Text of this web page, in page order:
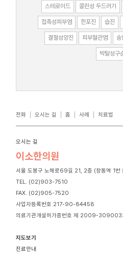
스테로이드 콜린성 두드러기
접촉성피부염 한포진 습진
결절성양진 피부혈관염 송
박탈성구
전화 오시는 길 홈 사례 치료법
오시는 길
이소한의원
서울 도봉구 노해로69길 21, 2층 (창동역 1번
TEL. (02)903-7510
FAX. (02)905-7520
사업자등록번호 217-90-84458
의료기관개설허가증번호 제 2009-
지도보기
진료안내